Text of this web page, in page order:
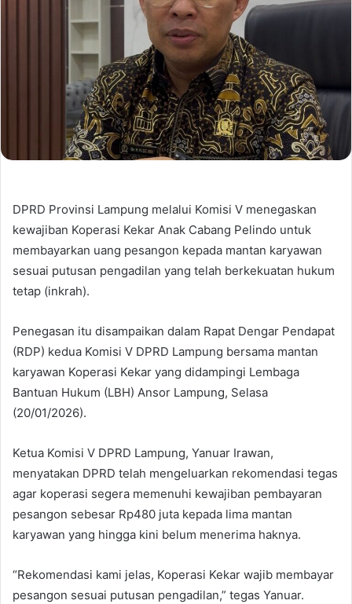
DPRD Provinsi Lampung melalui Komisi V menegaskan
kewajiban Koperasi Kekar Anak Cabang Pelindo untuk
membayarkan uang pesangon kepada mantan karyawan
sesuai putusan pengadilan yang telah berkekuatan hukum
tetap (inkrah).
Penegasan itu disampaikan dalam Rapat Dengar Pendapat
(RDP) kedua Komisi V DPRD Lampung bersama mantan
karyawan Koperasi Kekar yang didampingi Lembaga
Bantuan Hukum (LBH) Ansor Lampung, Selasa
(20/01/2026).
Ketua Komisi V DPRD Lampung, Yanuar Irawan,
menyatakan DPRD telah mengeluarkan rekomendasi tegas
agar koperasi segera memenuhi kewajiban pembayaran
pesangon sebesar Rp480 juta kepada lima mantan
karyawan yang hingga kini belum menerima haknya.
“Rekomendasi kami jelas, Koperasi Kekar wajib membayar
pesangon sesuai putusan pengadilan,” tegas Yanuar.